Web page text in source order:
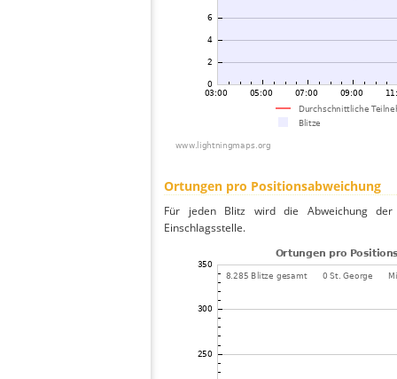
Ortungen pro Positionsabweichung
Für jeden Blitz wird die Abweichung
Einschlagsstelle.